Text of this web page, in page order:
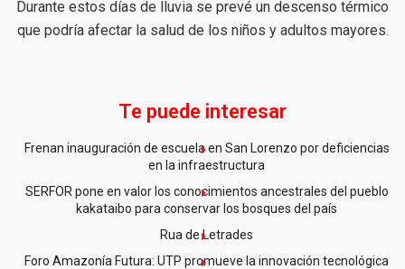
Durante estos días de lluvia se prevé un descenso térmico
que podría afectar la salud de los niños y adultos mayores.
Te puede interesar
Frenan inauguración de escuela en San Lorenzo por deficiencias
en la infraestructura
SERFOR pone en valor los conocimientos ancestrales del pueblo
kakataibo para conservar los bosques del país
Rua de Letrades
Foro Amazonía Futura: UTP promueve la innovación tecnológica